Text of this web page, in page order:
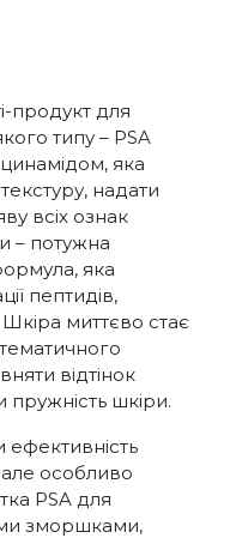
продукт для
типу – PSA
яка
надати
всіх ознак
– потужна
яка
пептидів,
Шкіра миттєво стає
відтінок
пружність шкіри.
особливо
PSA для
зморшками,